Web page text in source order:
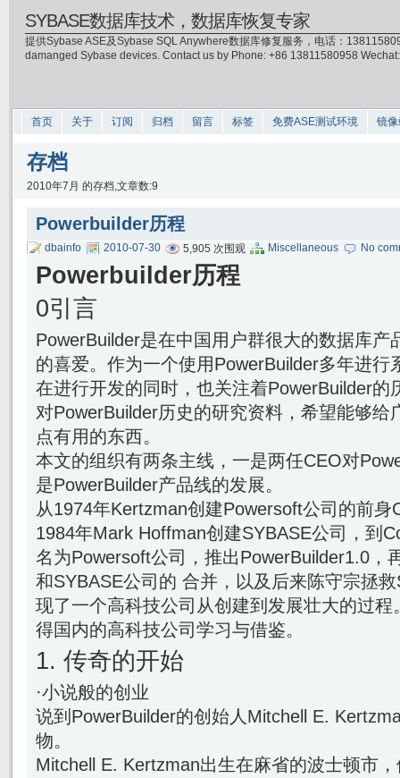
SYBASE数据库技术，数据库恢复专家
提供Sybase ASE及Sybase SQL Anywhere数据库修复服务，电话：
damanged Sybase devices. Contact us by Phone: +86 13811580958
首页 关于 订阅 归档 留言 标签 免费ASE测试环境 镜
存档
2010年7月 的存档,文章数:9
Powerbuilder历程
dbainfo 2010-07-30 5,905 次围观 Miscellaneous No
Powerbuilder历程
0引言
PowerBuilder是在中国用户群很大的数据库产
的喜爱。作为一个使用PowerBuilder多年进行
在进行开发的同时，也关注着PowerBuilder的
对PowerBuilder历史的研究资料，希望能够给
点有用的东西。
本文的组织有两条主线，一是两任CEO对
是PowerBuilder产品线的发展。
从1974年Kertzman创建Powersoft公司的前
1984年Mark Hoffman创建SYBASE公司，到
名为Powersoft公司，推出PowerBuilder1.0，
和SYBASE公司的 合并，以及后来陈守宗拯
现了一个高科技公司从创建到发展壮大的过
得国内的高科技公司学习与借鉴。
1. 传奇的开始
·小说般的创业
说到PowerBuilder的创始人Mitchell E.
物。
Mitchell E. Kertzman出生在麻省的波士顿市